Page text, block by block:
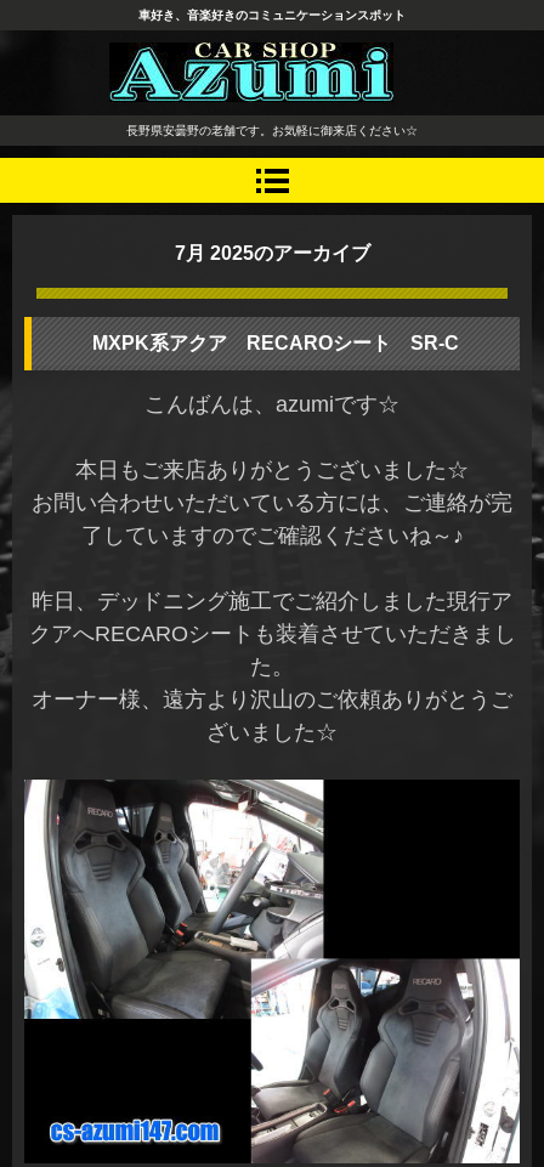
長野県 安曇野市 タイヤ ホ
イール デッドニング カーオ
ーディオ レカロシート
車好き、音楽好きのコミュニケーションスポット
長野県安曇野の老舗です。お気軽に御来店ください☆
7月 2025のアーカイブ
MXPK系アクア RECAROシート SR-C
こんばんは、azumiです☆
本日もご来店ありがとうございました☆
お問い合わせいただいている方には、ご連絡が完
了していますのでご確認くださいね～♪
昨日、デッドニング施工でご紹介しました現行ア
クアへRECAROシートも装着させていただきまし
た。
オーナー様、遠方より沢山のご依頼ありがとうご
ざいました☆